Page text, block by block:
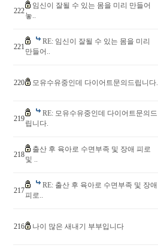
222
임신이 잘될 수 있는 몸을 미리 만들어
놓..
221
RE: 임신이 잘될 수 있는 몸을 미리
만들어..
220 모유수유중인데 다이어트문의드립니다.
219
RE: 모유수유중인데 다이어트문의드
립니다.
218
출산 후 육아로 수면부족 및 장애 피로
및 ..
217
RE: 출산 후 육아로 수면부족 및 장애
피로..
216 나이 많은 새내기 부부입니다